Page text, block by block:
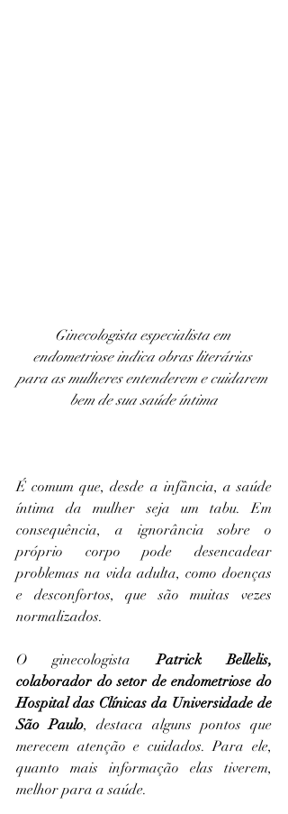
Ginecologista especialista em
endometriose indica obras literárias
para as mulheres entenderem e cuidarem
bem de sua saúde íntima
É comum que, desde a infância, a saúde
íntima da mulher seja um tabu. Em
consequência, a ignorância sobre o
próprio corpo pode desencadear
problemas na vida adulta, como doenças
e desconfortos, que são muitas vezes
normalizados.
O ginecologista Patrick Bellelis,
colaborador do setor de endometriose do
Hospital das Clínicas da Universidade de
São Paulo, destaca alguns pontos que
merecem atenção e cuidados. Para ele,
quanto mais informação elas tiverem,
melhor para a saúde.